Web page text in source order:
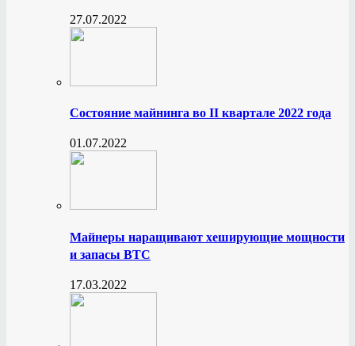
27.07.2022
Состояние майнинга во II квартале 2022 года
01.07.2022
Майнеры наращивают хеширующие мощности
и запасы BTC
17.03.2022